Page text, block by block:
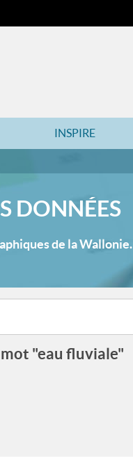
INSPIRE
DONNÉES
de la Wallonie.
"eau fluviale"